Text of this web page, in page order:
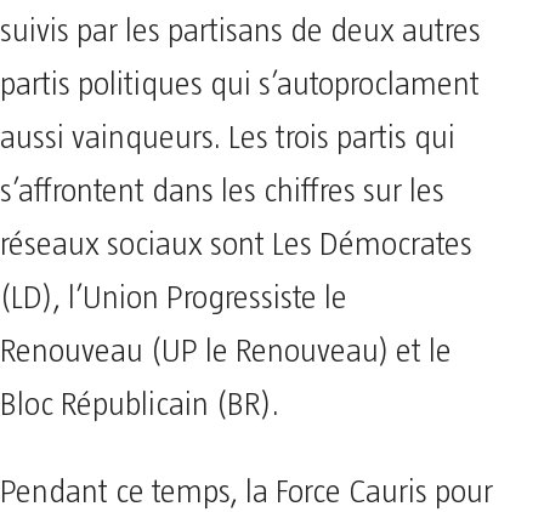
suivis par les partisans de deux autres
partis politiques qui s’autoproclament
aussi vainqueurs. Les trois partis qui
s’affrontent dans les chiffres sur les
réseaux sociaux sont Les Démocrates
(LD), l’Union Progressiste le
Renouveau (UP le Renouveau) et le
Bloc Républicain (BR).
Pendant ce temps, la Force Cauris pour